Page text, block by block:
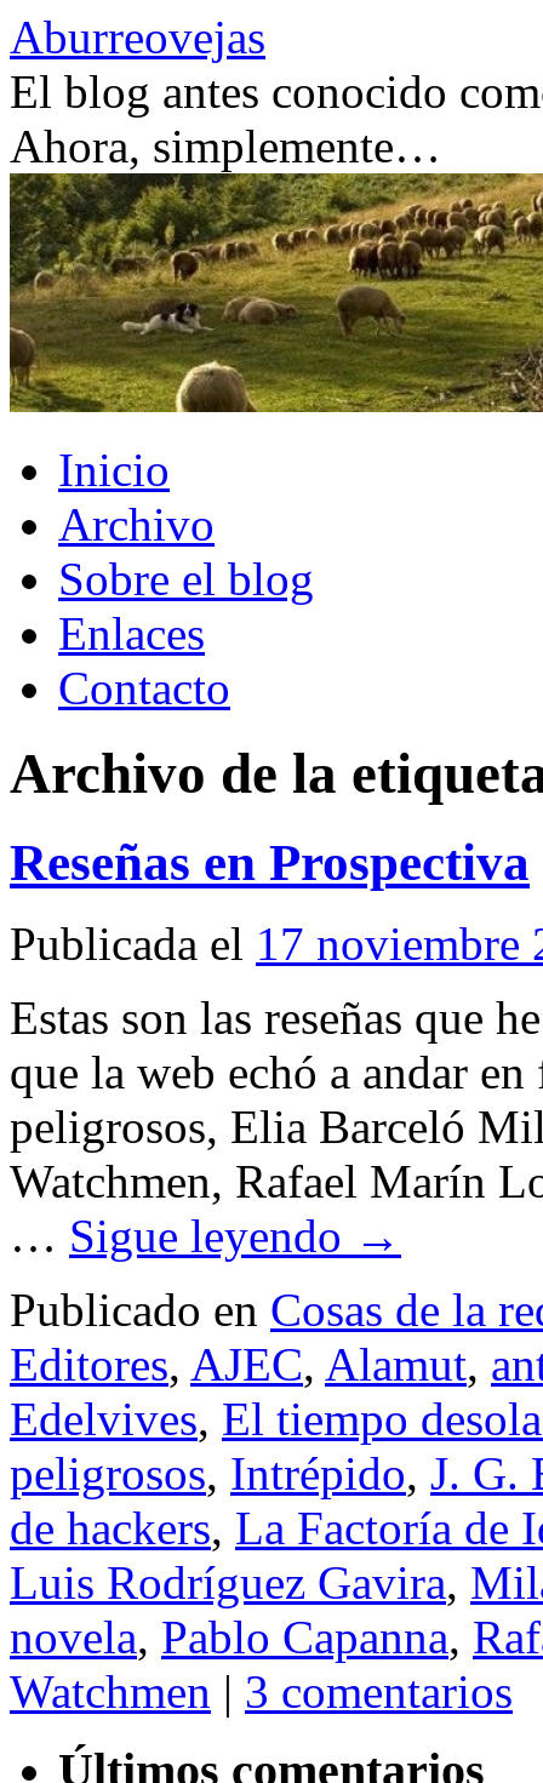
Saltar
al
contenido
Aburreovejas
El blog antes conocido
Ahora, simplemente…
Inicio
Archivo
Sobre el blog
Enlaces
Contacto
Archivo de la
Reseñas en Prospectiva
Publicada el 17 noviembre
Estas son las reseñas que
que la web echó a andar
peligrosos, Elia Barceló
Watchmen, Rafael Marín
… Sigue leyendo →
Publicado en Cosas de la
Editores, AJEC, Alamut,
Edelvives, El tiempo
peligrosos, Intrépido, J. G.
de hackers, La Factoría de
Luis Rodríguez Gavira,
novela, Pablo Capanna,
Watchmen | 3 comentarios
Últimos comentarios